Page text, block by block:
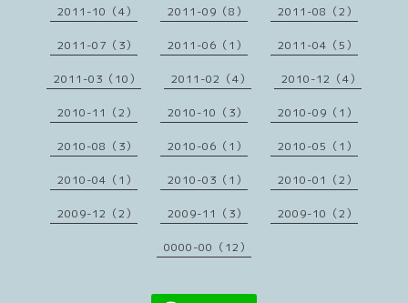
2011-10（4） 2011-09（8） 2011-08（2）
2011-07（3） 2011-06（1） 2011-04（5）
2011-03（10） 2011-02（4） 2010-12（4）
2010-11（2） 2010-10（3） 2010-09（1）
2010-08（3） 2010-06（1） 2010-05（1）
2010-04（1） 2010-03（1） 2010-01（2）
2009-12（2） 2009-11（3） 2009-10（2）
0000-00（12）